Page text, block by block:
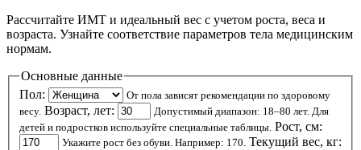
Рассчитайте ИМТ и идеальный вес с учетом роста, веса и
возраста. Узнайте соответствие параметров тела медицинским
нормам.
Основные данные
Пол:
От пола зависят рекомендации по здоровому
весу. Возраст, лет:
Допустимый диапазон: 18–80 лет. Для
детей и подростков используйте специальные таблицы. Рост, см:
Укажите рост без обуви. Например: 170. Текущий вес, кг: